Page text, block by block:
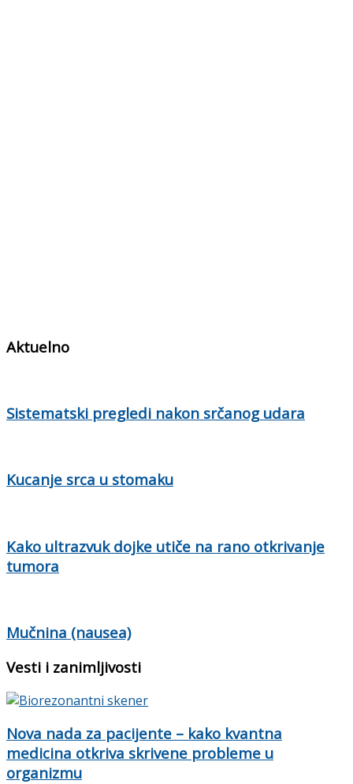
Aktuelno
Sistematski pregledi nakon srčanog udara
Kucanje srca u stomaku
Kako ultrazvuk dojke utiče na rano otkrivanje
tumora
Mučnina (nausea)
Vesti i zanimljivosti
Nova nada za pacijente – kako kvantna
medicina otkriva skrivene probleme u
organizmu